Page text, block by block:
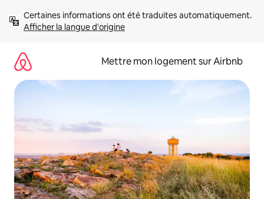
directement
Afficher la langue d'origine
Mettre mon logement sur Airbnb